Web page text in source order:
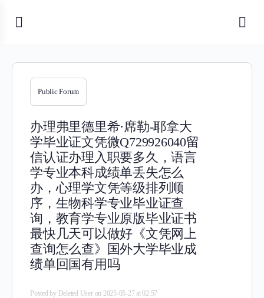
Public Forum
办理弗里德里希·席勒-耶拿大
学毕业证文凭微Q729926040留
信认证办理入职要多久，语言
学专业本科成绩单丢失怎么
办，心理学文凭等级排列顺
序，生物科学专业毕业证查
询，教育学专业原版毕业证书
最快几天可以做好《文凭网上
查询怎么查》国外大学毕业成
绩单回国有用吗
Posted by Deleted User on 2025-05-27 at 02:57